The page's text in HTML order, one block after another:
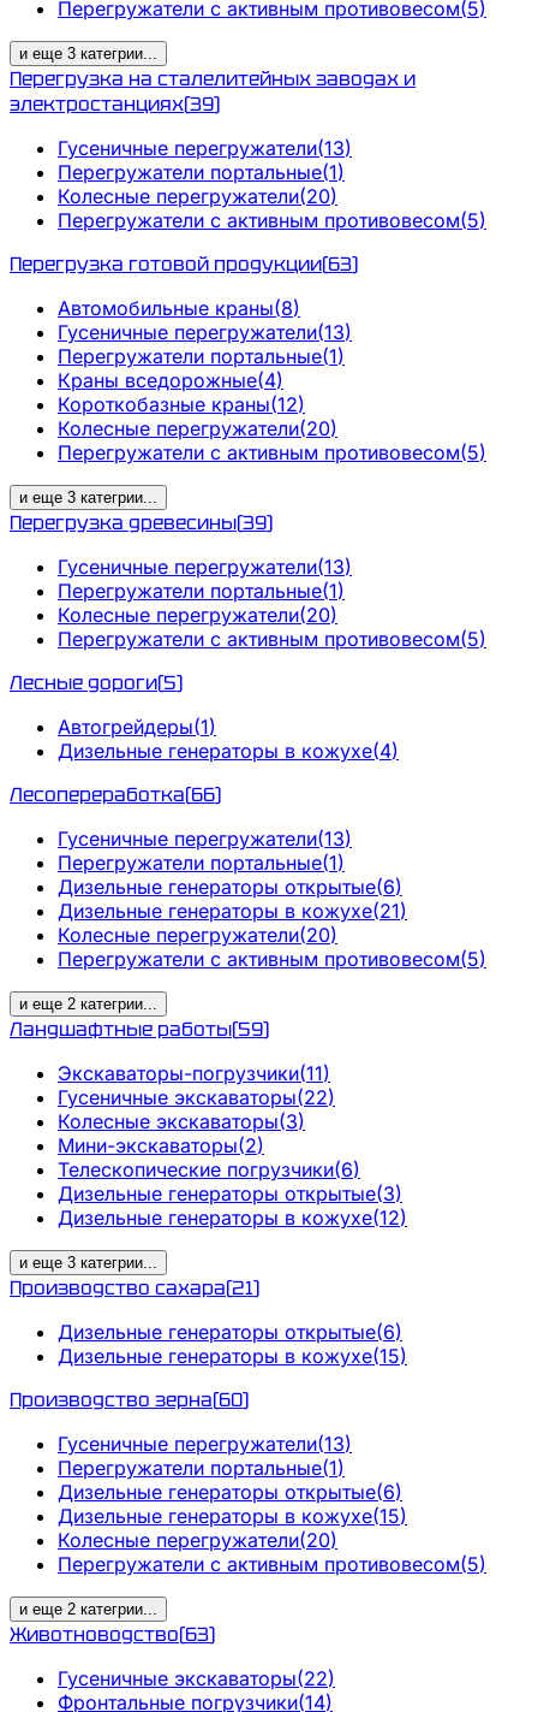
Перегружатели с активным противовесом(5)
и еще 3 категрии...
Перегрузка на сталелитейных заводах и
электростанциях(39)
Гусеничные перегружатели(13)
Перегружатели портальные(1)
Колесные перегружатели(20)
Перегружатели с активным противовесом(5)
Перегрузка готовой продукции(63)
Автомобильные краны(8)
Гусеничные перегружатели(13)
Перегружатели портальные(1)
Краны вседорожные(4)
Короткобазные краны(12)
Колесные перегружатели(20)
Перегружатели с активным противовесом(5)
и еще 3 категрии...
Перегрузка древесины(39)
Гусеничные перегружатели(13)
Перегружатели портальные(1)
Колесные перегружатели(20)
Перегружатели с активным противовесом(5)
Лесные дороги(5)
Автогрейдеры(1)
Дизельные генераторы в кожухе(4)
Лесопереработка(66)
Гусеничные перегружатели(13)
Перегружатели портальные(1)
Дизельные генераторы открытые(6)
Дизельные генераторы в кожухе(21)
Колесные перегружатели(20)
Перегружатели с активным противовесом(5)
и еще 2 категрии...
Ландшафтные работы(59)
Экскаваторы-погрузчики(11)
Гусеничные экскаваторы(22)
Колесные экскаваторы(3)
Мини-экскаваторы(2)
Телескопические погрузчики(6)
Дизельные генераторы открытые(3)
Дизельные генераторы в кожухе(12)
и еще 3 категрии...
Производство сахара(21)
Дизельные генераторы открытые(6)
Дизельные генераторы в кожухе(15)
Производство зерна(60)
Гусеничные перегружатели(13)
Перегружатели портальные(1)
Дизельные генераторы открытые(6)
Дизельные генераторы в кожухе(15)
Колесные перегружатели(20)
Перегружатели с активным противовесом(5)
и еще 2 категрии...
Животноводство(63)
Гусеничные экскаваторы(22)
Фронтальные погрузчики(14)